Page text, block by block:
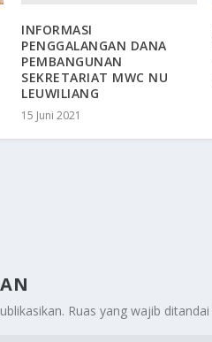
INFORMASI
PENGGALANGAN DANA
PEMBANGUNAN
SEKRETARIAT MWC NU
LEUWILIANG
15 Juni 2021
Ruas yang wajib